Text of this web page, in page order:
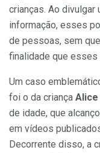
crianças. Ao divulgar
informação, esses
de pessoas, sem
finalidade que esses
Um caso
foi o da criança Alice
de idade, que
em vídeos
Decorrente disso, a